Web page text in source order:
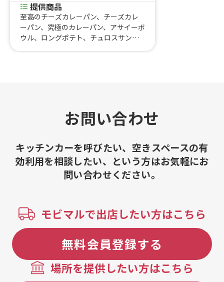
提供商品
至高のチーズカレーパン、チーズカレ
ーパン、究極のカレーパン、アサイーボ
ウル、ロングポテト、チュロスサンデ
ツソース台湾レモン、フルーツソース
パイナップルパッションナタデココ、
コ、リフレッシュアクア、グレナデン
ジンジャー、韓国かき氷ピンス、禁断
の竜田揚げ
お問い合わせ
キッチンカーを呼びたい、空きスペースの有
効利用を相談したい、という方はお気軽にお
問い合わせください。
モビマルで出店したい方はこちら
無料会員登録する
場所を提供したい方はこちら